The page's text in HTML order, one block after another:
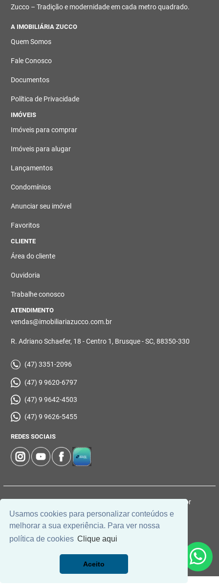
Usamos cookies para personalizar conteúdos e
melhorar a sua experiência. Para ver nossa
política de cookies Clique aqui
Aceito
Zucco – Tradição e modernidade em cada metro quadrado.
A IMOBILIÁRIA ZUCCO
Quem Somos
Fale Conosco
Documentos
Política de Privacidade
IMÓVEIS
Imóveis para comprar
Imóveis para alugar
Lançamentos
Condomínios
Anunciar seu imóvel
Favoritos
CLIENTE
Área do cliente
Ouvidoria
Trabalhe conosco
ATENDIMENTO
vendas@imobiliariazucco.com.br
R. Adriano Schaefer, 18 - Centro 1, Brusque - SC, 88350-330
(47) 3351-2096
(47) 9 9620-6797
(47) 9 9642-4503
(47) 9 9626-5455
REDES SOCIAIS
© 2026 | Imobiliária Zucco | CRECI: 1037-J | Desenvolvido por
Universal Software.